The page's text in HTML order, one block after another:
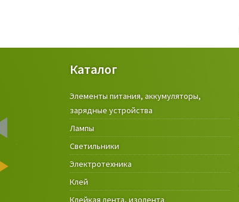
Каталог
Элементы питания, аккумуляторы,
зарядные устройства
Лампы
Светильники
Электротехника
Клей
Клейкая лента, изолента